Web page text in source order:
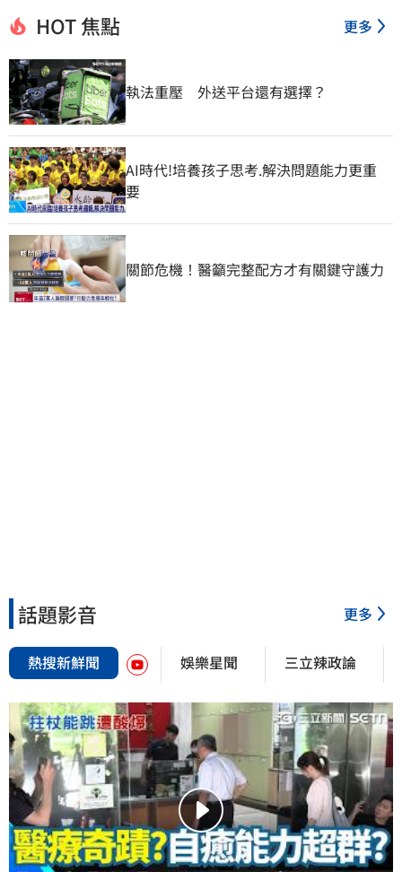
HOT 焦點 更多
執法重壓　外送平台還有選擇？
AI時代!培養孩子思考.解決問題能力更重
要
關節危機！醫籲完整配方才有關鍵守護力
話題影音 更多
熱搜新鮮聞 娛樂星聞 三立辣政論